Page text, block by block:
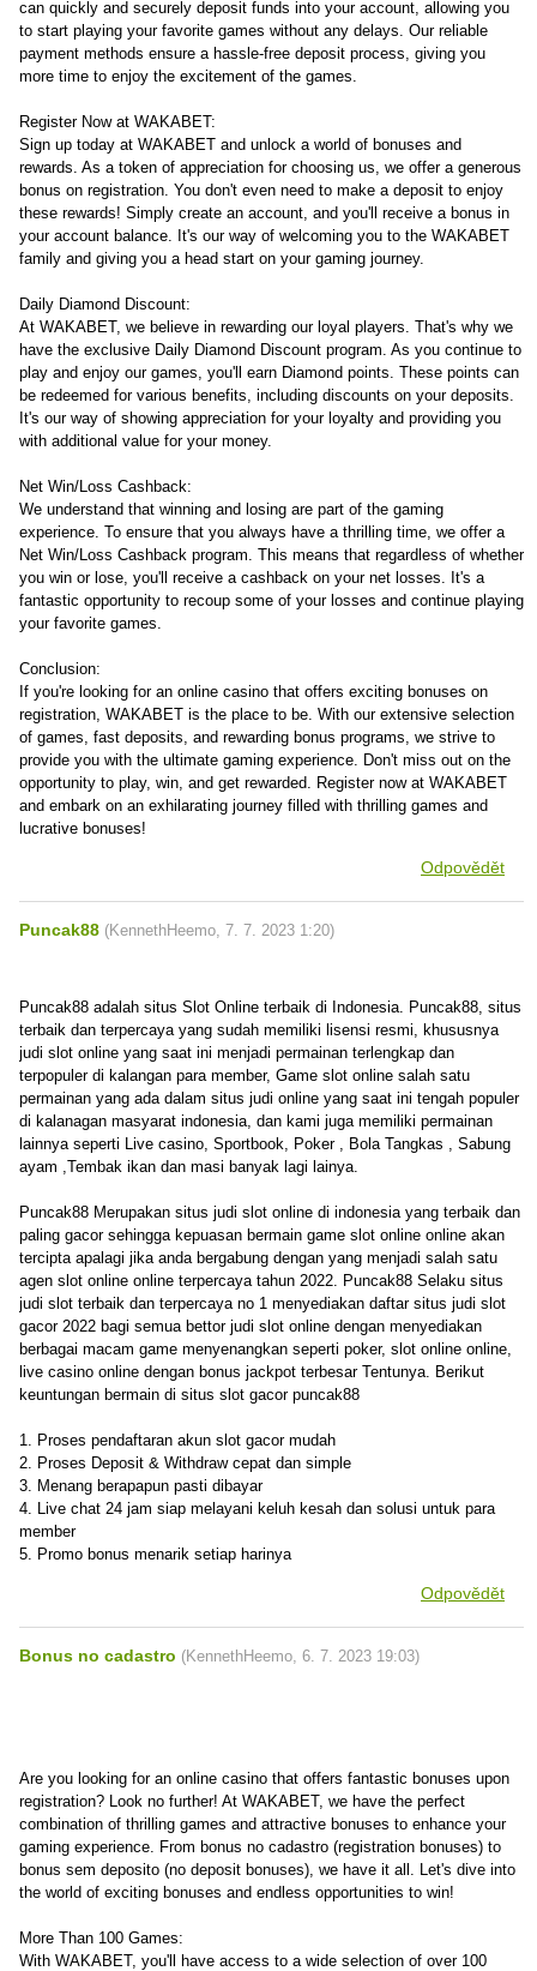
can quickly and securely deposit funds into your account, allowing you
to start playing your favorite games without any delays. Our reliable
payment methods ensure a hassle-free deposit process, giving you
more time to enjoy the excitement of the games.
Register Now at WAKABET:
Sign up today at WAKABET and unlock a world of bonuses and
rewards. As a token of appreciation for choosing us, we offer a generous
bonus on registration. You don't even need to make a deposit to enjoy
these rewards! Simply create an account, and you'll receive a bonus in
your account balance. It's our way of welcoming you to the WAKABET
family and giving you a head start on your gaming journey.
Daily Diamond Discount:
At WAKABET, we believe in rewarding our loyal players. That's why we
have the exclusive Daily Diamond Discount program. As you continue to
play and enjoy our games, you'll earn Diamond points. These points can
be redeemed for various benefits, including discounts on your deposits.
It's our way of showing appreciation for your loyalty and providing you
with additional value for your money.
Net Win/Loss Cashback:
We understand that winning and losing are part of the gaming
experience. To ensure that you always have a thrilling time, we offer a
Net Win/Loss Cashback program. This means that regardless of whether
you win or lose, you'll receive a cashback on your net losses. It's a
fantastic opportunity to recoup some of your losses and continue playing
your favorite games.
Conclusion:
If you're looking for an online casino that offers exciting bonuses on
registration, WAKABET is the place to be. With our extensive selection
of games, fast deposits, and rewarding bonus programs, we strive to
provide you with the ultimate gaming experience. Don't miss out on the
opportunity to play, win, and get rewarded. Register now at WAKABET
and embark on an exhilarating journey filled with thrilling games and
lucrative bonuses!
Odpovědět
Puncak88 (KennethHeemo, 7. 7. 2023 1:20)
Puncak88 adalah situs Slot Online terbaik di Indonesia. Puncak88, situs
terbaik dan terpercaya yang sudah memiliki lisensi resmi, khususnya
judi slot online yang saat ini menjadi permainan terlengkap dan
terpopuler di kalangan para member, Game slot online salah satu
permainan yang ada dalam situs judi online yang saat ini tengah populer
di kalanagan masyarat indonesia, dan kami juga memiliki permainan
lainnya seperti Live casino, Sportbook, Poker , Bola Tangkas , Sabung
ayam ,Tembak ikan dan masi banyak lagi lainya.
Puncak88 Merupakan situs judi slot online di indonesia yang terbaik dan
paling gacor sehingga kepuasan bermain game slot online online akan
tercipta apalagi jika anda bergabung dengan yang menjadi salah satu
agen slot online online terpercaya tahun 2022. Puncak88 Selaku situs
judi slot terbaik dan terpercaya no 1 menyediakan daftar situs judi slot
gacor 2022 bagi semua bettor judi slot online dengan menyediakan
berbagai macam game menyenangkan seperti poker, slot online online,
live casino online dengan bonus jackpot terbesar Tentunya. Berikut
keuntungan bermain di situs slot gacor puncak88
1. Proses pendaftaran akun slot gacor mudah
2. Proses Deposit & Withdraw cepat dan simple
3. Menang berapapun pasti dibayar
4. Live chat 24 jam siap melayani keluh kesah dan solusi untuk para
member
5. Promo bonus menarik setiap harinya
Odpovědět
Bonus no cadastro (KennethHeemo, 6. 7. 2023 19:03)
Are you looking for an online casino that offers fantastic bonuses upon
registration? Look no further! At WAKABET, we have the perfect
combination of thrilling games and attractive bonuses to enhance your
gaming experience. From bonus no cadastro (registration bonuses) to
bonus sem deposito (no deposit bonuses), we have it all. Let's dive into
the world of exciting bonuses and endless opportunities to win!
More Than 100 Games:
With WAKABET, you'll have access to a wide selection of over 100